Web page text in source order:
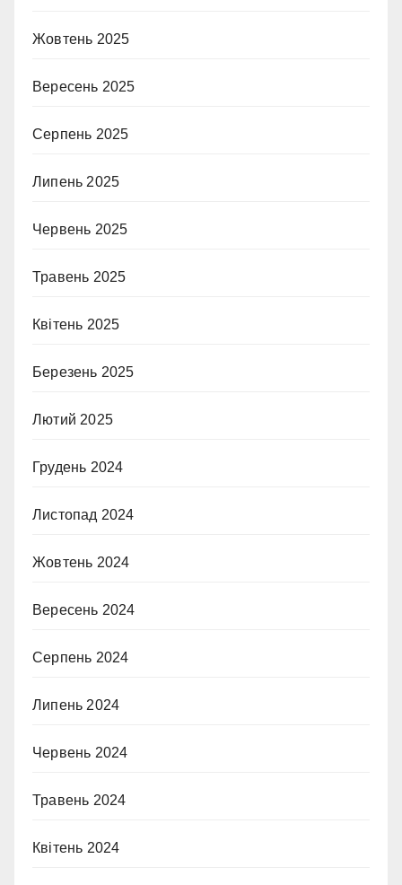
Жовтень 2025
Вересень 2025
Серпень 2025
Липень 2025
Червень 2025
Травень 2025
Квітень 2025
Березень 2025
Лютий 2025
Грудень 2024
Листопад 2024
Жовтень 2024
Вересень 2024
Серпень 2024
Липень 2024
Червень 2024
Травень 2024
Квітень 2024